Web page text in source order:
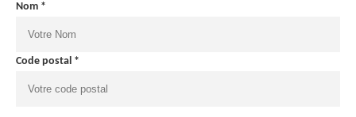
Nom *
Code postal *